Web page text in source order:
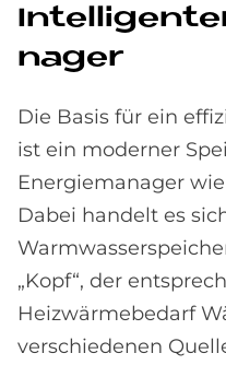
na­ger
Die Basis für ein
ist ein moderner
Energiemanager
Dabei handelt es
„Kopf“, der
Heizwärmebedarf
verschiedenen